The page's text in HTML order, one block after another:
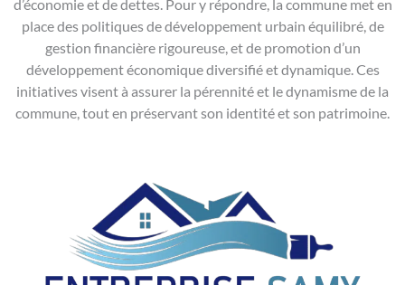
d’économie et de dettes. Pour y répondre, la commune met en
place des politiques de développement urbain équilibré, de
gestion financière rigoureuse, et de promotion d’un
développement économique diversifié et dynamique. Ces
initiatives visent à assurer la pérennité et le dynamisme de la
commune, tout en préservant son identité et son patrimoine.